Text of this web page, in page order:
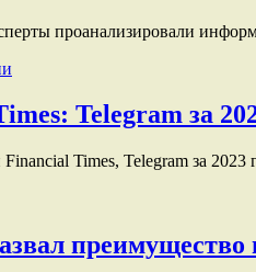
проанализировали
Telegram за
Times, Telegram за